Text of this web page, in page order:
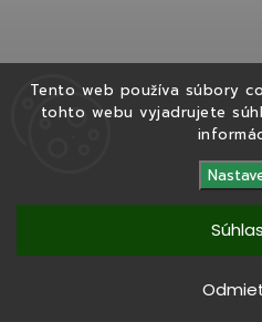
Tento web používa súbory
tohto webu vyjadrujete
Copyright 2026